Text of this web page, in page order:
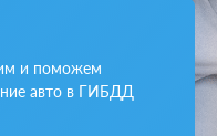
и поможем
авто в ГИБДД